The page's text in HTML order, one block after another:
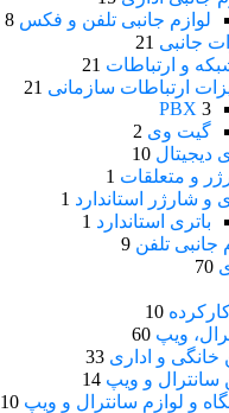
لوازم جانبی تلفن و فکس 8
جانبی 21
و ارتباطات 21
ارتباطات سازمانی 21
PBX 3
گیت وی 2
دیجیتال 10
و متعلقات 1
و شارژر استاندارد 1
باتری استاندارد 1
جانبی تلفن 9
70
10
ویپ 60
خانگی و اداری 33
سانترال و ویپ 14
و لوازم سانترال و ویپ 10